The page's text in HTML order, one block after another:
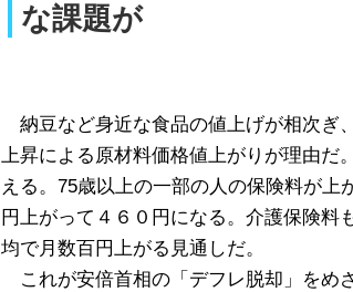
な課題が
納豆など身近な食品の値上げが相次ぎ
上昇による原材料価格値上がりが理由だ
える。75歳以上の一部の人の保険料が上
円上がって４６０円になる。介護保険料
均で月数百円上がる見通しだ。
これが安倍首相の「デフレ脱却」をめ